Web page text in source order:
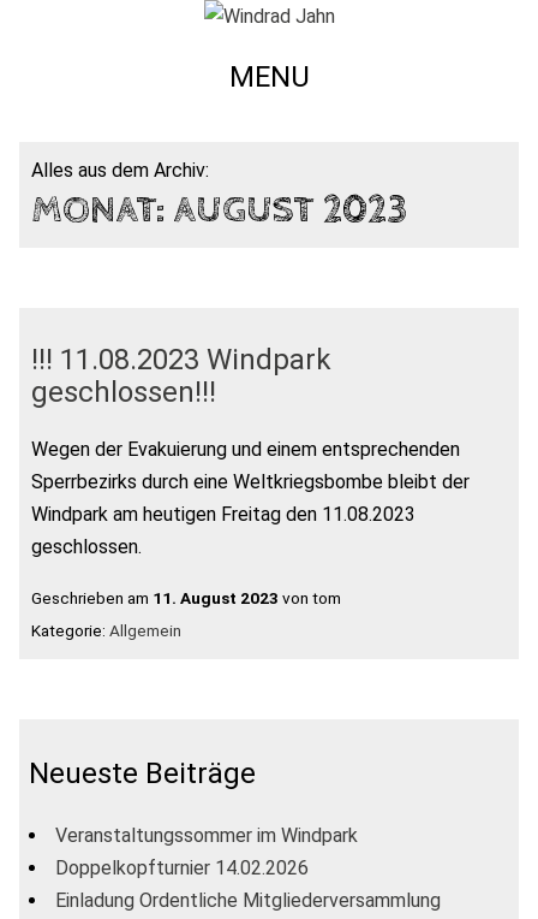
MENU
Alles aus dem Archiv:
MONAT: AUGUST 2023
!!! 11.08.2023 Windpark
geschlossen!!!
Wegen der Evakuierung und einem entsprechenden
Sperrbezirks durch eine Weltkriegsbombe bleibt der
Windpark am heutigen Freitag den 11.08.2023
geschlossen.
Geschrieben am 11. August 2023 von tom
Kategorie: Allgemein
Neueste Beiträge
Veranstaltungssommer im Windpark
Doppelkopfturnier 14.02.2026
Einladung Ordentliche Mitgliederversammlung